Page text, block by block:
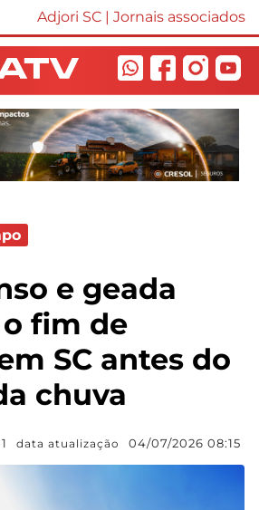
Adjori SC | Jornais associados
e geada
fim de
SC antes do
chuva
data atualização 04/07/2026 08:15